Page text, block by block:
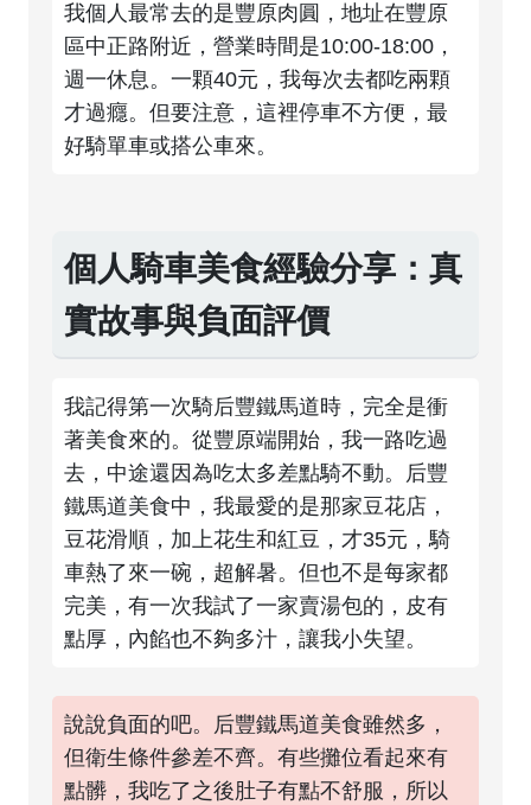
我個人最常去的是豐原肉圓，地址在豐原
區中正路附近，營業時間是10:00-18:00，
週一休息。一顆40元，我每次去都吃兩顆
才過癮。但要注意，這裡停車不方便，最
好騎單車或搭公車來。
個人騎車美食經驗分享：真
實故事與負面評價
我記得第一次騎后豐鐵馬道時，完全是衝
著美食來的。從豐原端開始，我一路吃過
去，中途還因為吃太多差點騎不動。后豐
鐵馬道美食中，我最愛的是那家豆花店，
豆花滑順，加上花生和紅豆，才35元，騎
車熱了來一碗，超解暑。但也不是每家都
完美，有一次我試了一家賣湯包的，皮有
點厚，內餡也不夠多汁，讓我小失望。
說說負面的吧。后豐鐵馬道美食雖然多，
但衛生條件參差不齊。有些攤位看起來有
點髒，我吃了之後肚子有點不舒服，所以